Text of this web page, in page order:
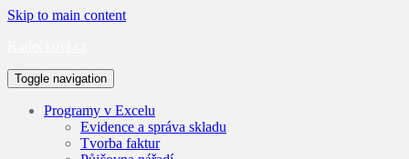
Skip to main content
Toggle navigation
Programy v Excelu
Evidence a správa skladu
Tvorba faktur